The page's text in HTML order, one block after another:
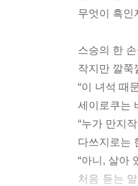
무엇이 흑인
스승의 한
작지만 깔쭉
“이 녀석 때
세이로쿠는
“누가 만지
다쓰지로는
“아니, 살아
처음 듣는